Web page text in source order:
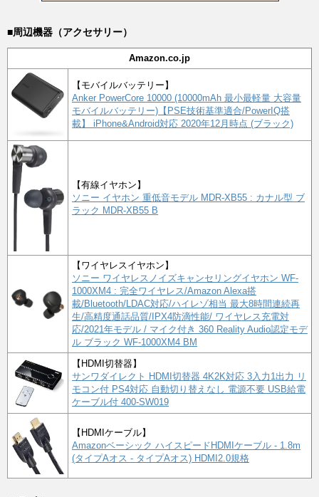
■周辺機器（アクセサリー）
Amazon.co.jp
【モバイルバッテリー】
Anker PowerCore 10000 (10000mAh 最小最軽量 大容量
モバイルバッテリー)【PSE技術基準適合/PowerIQ搭
載】 iPhone&Android対応 2020年12月時点 (ブラック)
【有線イヤホン】
ソニー イヤホン 重低音モデル MDR-XB55 : カナル型 ブ
ラック MDR-XB55 B
【ワイヤレスイヤホン】
ソニー ワイヤレスノイズキャンセリングイヤホン WF-
1000XM4 : 完全ワイヤレス/Amazon Alexa搭
載/Bluetooth/LDAC対応/ハイレゾ相当 最大8時間連続再
生/高精度通話品質/IPX4防滴性能/ ワイヤレス充電対
応/2021年モデル / マイク付き 360 Reality Audio認定モデ
ル ブラック WF-1000XM4 BM
【HDMI切替器】
サンワダイレクト HDMI切替器 4K2K対応 3入力1出力 リ
モコン付 PS4対応 自動切り替えなし 電源不要 USB給電
ケーブル付 400-SW019
【HDMIケーブル】
Amazonベーシック ハイスピードHDMIケーブル - 1.8m
(タイプAオス - タイプAオス) HDMI2.0規格